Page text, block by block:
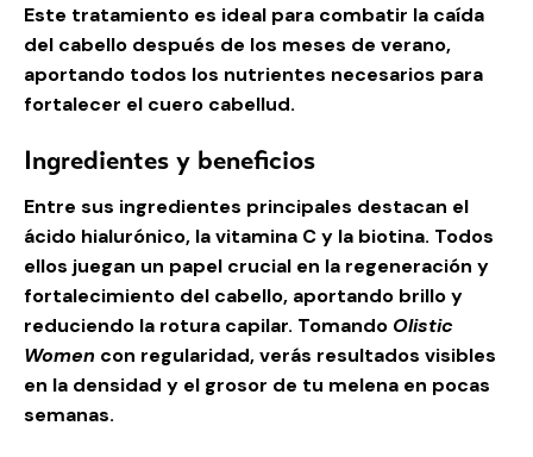
Este tratamiento es ideal para combatir la caída
del cabello después de los meses de verano,
aportando todos los nutrientes necesarios para
fortalecer el cuero cabellud.
Ingredientes y beneficios
Entre sus ingredientes principales destacan el
ácido hialurónico, la vitamina C y la biotina. Todos
ellos juegan un papel crucial en la regeneración y
fortalecimiento del cabello, aportando brillo y
reduciendo la rotura capilar. Tomando Olistic
Women con regularidad, verás resultados visibles
en la densidad y el grosor de tu melena en pocas
semanas.